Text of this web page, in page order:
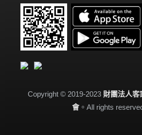
Copyright © 2019-2023 財團法人客
會。All rights